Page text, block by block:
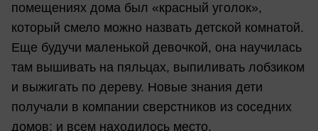
помещениях дома был «красный уголок»,
который смело можно назвать детской комнатой.
Еще будучи маленькой девочкой, она научилась
там вышивать на пяльцах, выпиливать лобзиком
и выжигать по дереву. Новые знания дети
получали в компании сверстников из соседних
домов: и всем находилось место.